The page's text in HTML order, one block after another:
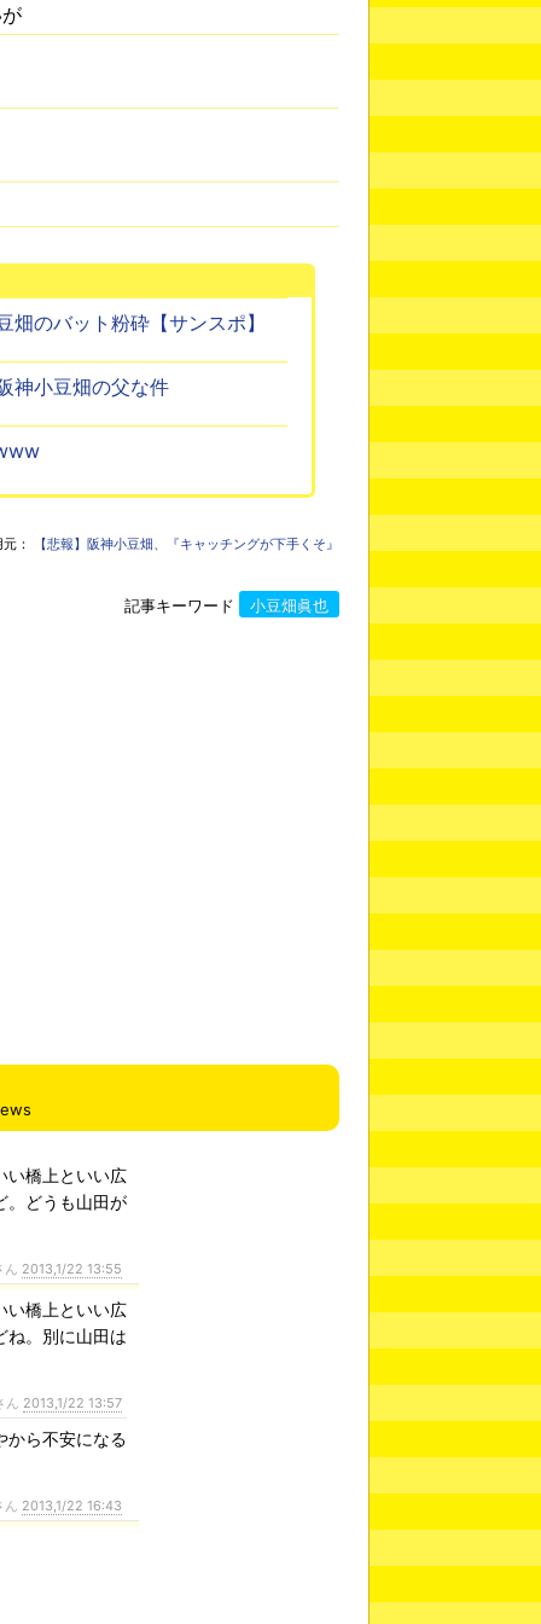
のバット粉砕【サンスポ】
神小豆畑の父な件
： 【悲報】阪神小豆畑、『キャッチングが下手くそ』
記事キーワード 小豆畑眞也
い橋上といい広
。どうも山田が
2013,1/22 13:55
い橋上といい広
ね。別に山田は
2013,1/22 13:57
から不安になる
2013,1/22 16:43